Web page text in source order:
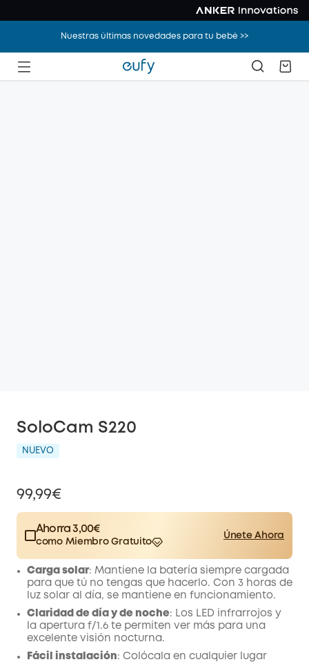
Nuestras últimas novedades para tu bebé >>
SoloCam S220
NUEVO
99,99€
Ahorra 3,00€
como Miembro Gratuito
Únete Ahora
$15.00 /mes
Save 3,00€ Now
worth more than 3,00€
Other Benefits
Carga solar: Mantiene la batería siempre cargada
para que tú no tengas que hacerlo. Con 3 horas de
luz solar al día, se mantiene en funcionamiento.
Claridad de día y de noche: Los LED infrarrojos y
la apertura f/1.6 te permiten ver más para una
excelente visión nocturna.
Fácil instalación: Colócala en cualquier lugar